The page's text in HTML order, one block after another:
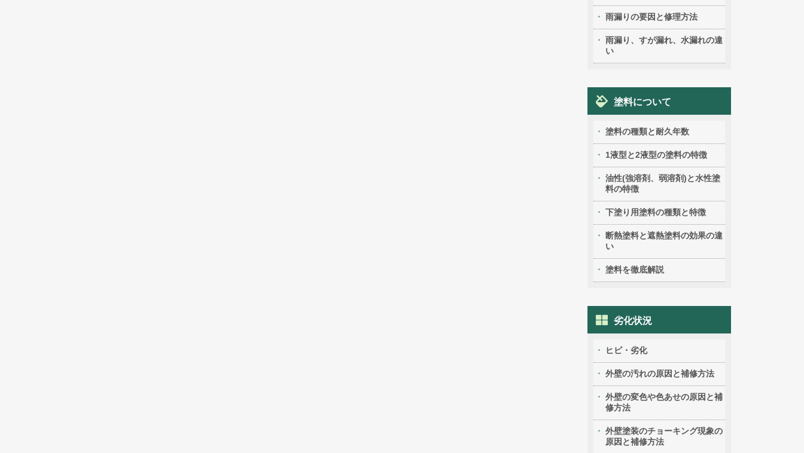
雨漏りの要因と修理方法
雨漏り、すが漏れ、水漏れの違
い
塗料について
塗料の種類と耐久年数
1液型と2液型の塗料の特徴
油性(強溶剤、弱溶剤)と水性塗
料の特徴
下塗り用塗料の種類と特徴
断熱塗料と遮熱塗料の効果の違
い
塗料を徹底解説
劣化状況
ヒビ・劣化
外壁の汚れの原因と補修方法
外壁の変色や色あせの原因と補
修方法
外壁塗装のチョーキング現象の
原因と補修方法